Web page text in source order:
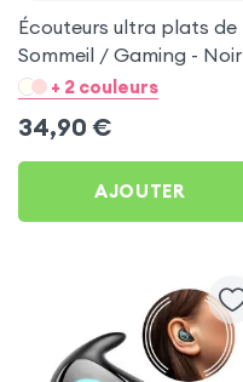
Écouteurs ultra plats de
Sommeil / Gaming - Noir
pour Xiaomi Redmi A5
+ 2 couleurs
34,90 €
AJOUTER